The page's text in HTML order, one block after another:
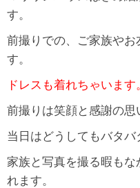
す。
前撮りでの、ご家族や
す。
ドレスも着れちゃいます
前撮りは笑顔と感謝の
当日はどうしてもバタバ
家族と写真を撮る暇も
れます。